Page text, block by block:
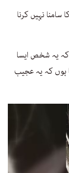
نہیں کرنا
کہ یہ شخص ایسا
ہوں کہ یہ عجیب